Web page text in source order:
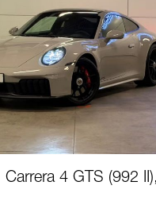
Carrera 4 GTS (992